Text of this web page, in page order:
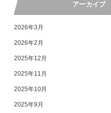
アーカイブ
2026年3月
2026年2月
2025年12月
2025年11月
2025年10月
2025年9月